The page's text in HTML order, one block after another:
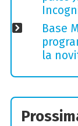
Base
la